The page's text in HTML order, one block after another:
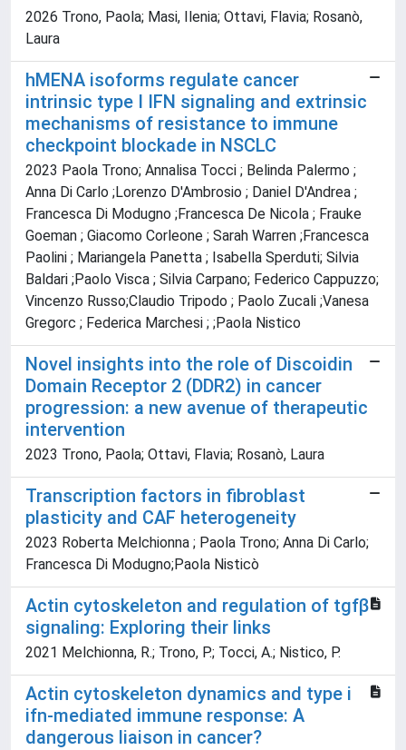
2026 Trono, Paola; Masi, Ilenia; Ottavi, Flavia; Rosanò,
Laura
hMENA isoforms regulate cancer
intrinsic type I IFN signaling and extrinsic
mechanisms of resistance to immune
checkpoint blockade in NSCLC
2023 Paola Trono; Annalisa Tocci ; Belinda Palermo ;
Anna Di Carlo ;Lorenzo D'Ambrosio ; Daniel D'Andrea ;
Francesca Di Modugno ;Francesca De Nicola ; Frauke
Goeman ; Giacomo Corleone ; Sarah Warren ;Francesca
Paolini ; Mariangela Panetta ; Isabella Sperduti; Silvia
Baldari ;Paolo Visca ; Silvia Carpano; Federico Cappuzzo;
Vincenzo Russo;Claudio Tripodo ; Paolo Zucali ;Vanesa
Gregorc ; Federica Marchesi ; ;Paola Nistico
Novel insights into the role of Discoidin
Domain Receptor 2 (DDR2) in cancer
progression: a new avenue of therapeutic
intervention
2023 Trono, Paola; Ottavi, Flavia; Rosanò, Laura
Transcription factors in fibroblast
plasticity and CAF heterogeneity
2023 Roberta Melchionna ; Paola Trono; Anna Di Carlo;
Francesca Di Modugno;Paola Nisticò
Actin cytoskeleton and regulation of tgfβ
signaling: Exploring their links
2021 Melchionna, R.; Trono, P.; Tocci, A.; Nistico, P.
Actin cytoskeleton dynamics and type i
ifn-mediated immune response: A
dangerous liaison in cancer?